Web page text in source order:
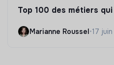
Top 100 des métiers
Marianne Roussel•17